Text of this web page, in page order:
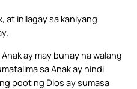
at inilagay sa kaniyang
ay may buhay na walang
sa Anak ay hindi
poot ng Dios ay sumasa